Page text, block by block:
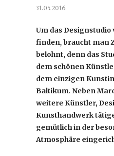
31.05.2016
Um das Designstudio
finden, braucht man
belohnt, denn das
dem schönen
dem einzigen
Baltikum. Neben
weitere Künstler,
Kunsthandwerk
gemütlich in der
Atmosphäre